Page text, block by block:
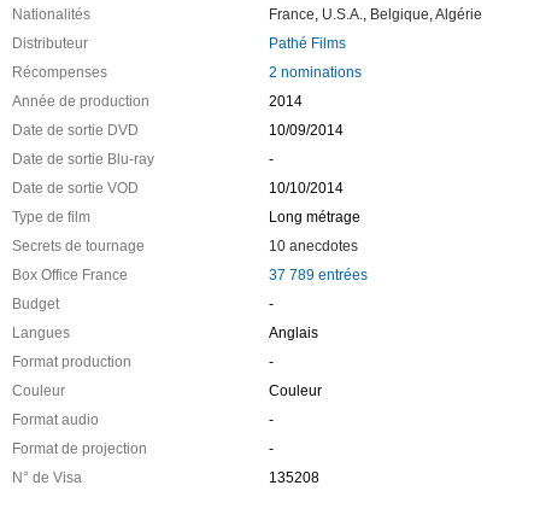
Nationalités France U.S.A. Belgique Algérie
Distributeur
Pathé Films
Récompenses
2 nominations
Année de production
2014
Date de sortie DVD
10/09/2014
Date de sortie Blu-ray
-
Date de sortie VOD
10/10/2014
Type de film
Long métrage
Secrets de tournage
10 anecdotes
Box Office France
37 789 entrées
Budget
-
Langues
Anglais
Format production
-
Couleur
Couleur
Format audio
-
Format de projection
-
N° de Visa
135208